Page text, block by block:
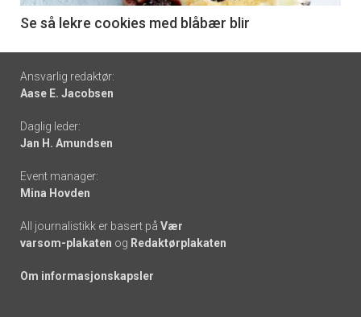
6
Se så lekre cookies med blåbær blir
Footer
-
links
Ansvarlig redaktør:
Aase E. Jacobsen
Daglig leder:
Jan H. Amundsen
Event manager:
Mina Hovden
All journalistikk er basert på Vær
varsom-plakaten og Redaktørplakaten
Om informasjonskapsler